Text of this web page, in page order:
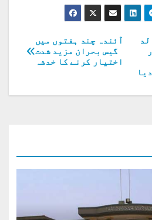
آئندہ چند ہفتوں میں
گیس بحران مزید شدت
اختیار کرنے کا خدشہ